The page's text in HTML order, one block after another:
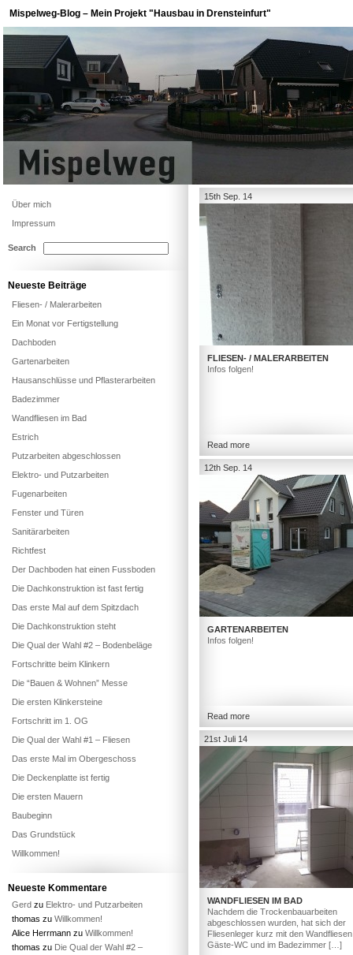
Mispelweg-Blog – Mein Projekt "Hausbau in Drensteinfurt"
15th Sep. 14
FLIESEN- / MALERARBEITEN
Infos folgen!
Read more
12th Sep. 14
GARTENARBEITEN
Infos folgen!
Read more
21st Juli 14
WANDFLIESEN IM BAD
Nachdem die Trockenbauarbeiten
abgeschlossen wurden, hat sich der
Fliesenleger kurz mit den
Gäste-WC und im Badezimmer […]
Über mich
Impressum
Search
Neueste Beiträge
Fliesen- / Malerarbeiten
Ein Monat vor Fertigstellung
Dachboden
Gartenarbeiten
Hausanschlüsse und Pflasterarbeiten
Badezimmer
Wandfliesen im Bad
Estrich
Putzarbeiten abgeschlossen
Elektro- und Putzarbeiten
Fugenarbeiten
Fenster und Türen
Sanitärarbeiten
Richtfest
Der Dachboden hat einen Fussboden
Die Dachkonstruktion ist fast fertig
Das erste Mal auf dem Spitzdach
Die Dachkonstruktion steht
Die Qual der Wahl #2 – Bodenbeläge
Fortschritte beim Klinkern
Die “Bauen & Wohnen” Messe
Die ersten Klinkersteine
Fortschritt im 1. OG
Die Qual der Wahl #1 – Fliesen
Das erste Mal im Obergeschoss
Die Deckenplatte ist fertig
Die ersten Mauern
Baubeginn
Das Grundstück
Willkommen!
Neueste Kommentare
Gerd zu Elektro- und Putzarbeiten
thomas zu Willkommen!
Alice Herrmann zu Willkommen!
thomas zu Die Qual der Wahl #2 –